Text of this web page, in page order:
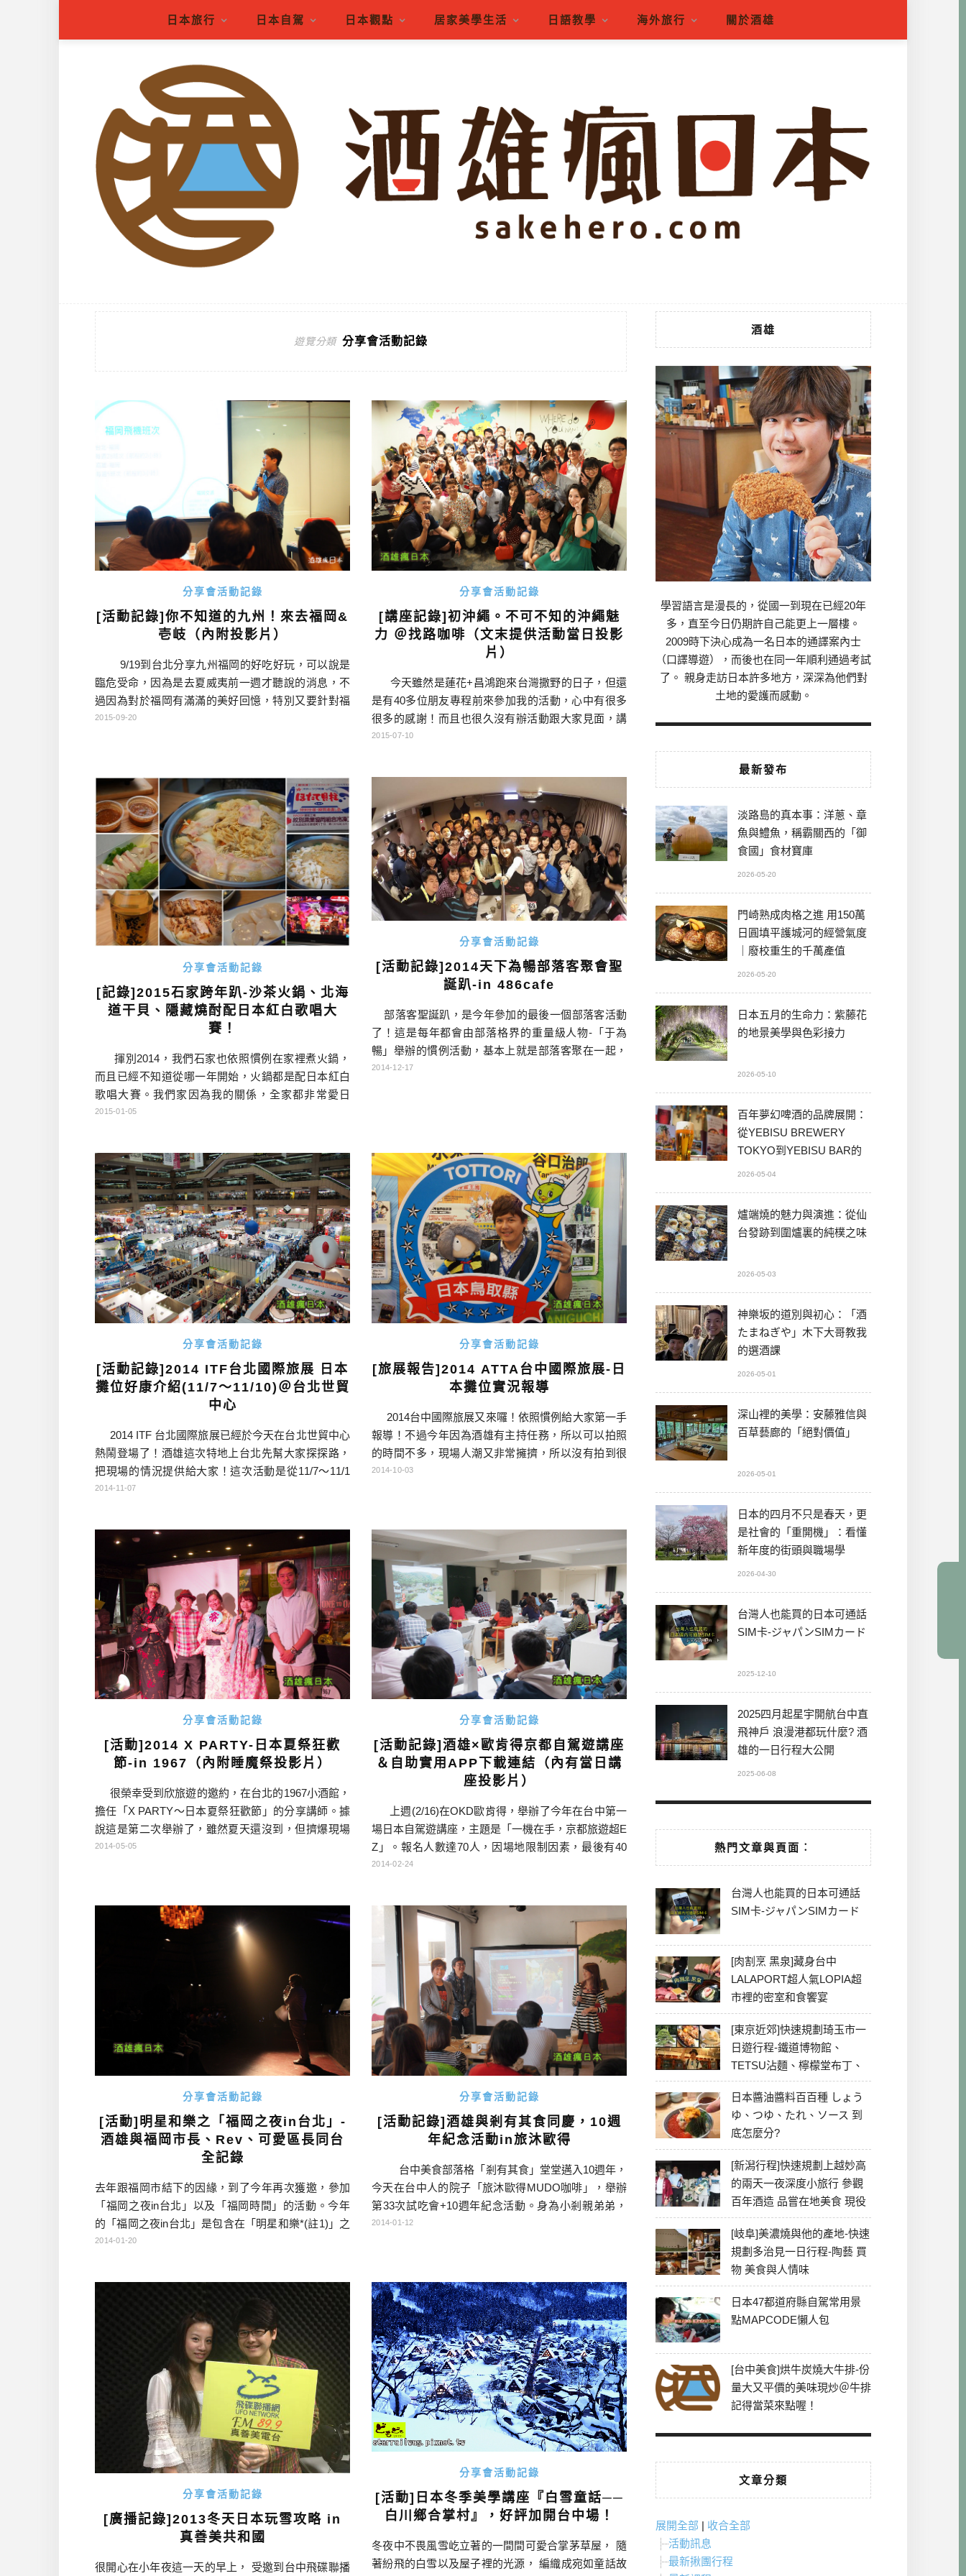
日本旅行 日本自駕 日本觀點 居家美學生活 日語教學 海外旅行 關於酒雄
遊覽分類 分享會活動記錄
分享會活動記錄
[活動記錄]你不知道的九州！來去福岡&
壱岐（內附投影片）
9/19到台北分享九州福岡的好吃好玩，可以說是
臨危受命，因為是去夏威夷前一週才聽說的消息，不
過因為對於福岡有滿滿的美好回憶，特別又要針對福
岡市來介紹，那我就想說捨我其誰了呢？所以用很快
一切美好吧！&nbs […]…
2015-09-20
分享會活動記錄
[講座記錄]初沖繩。不可不知的沖繩魅
力 ＠找路咖啡（文末提供活動當日投影
片）
今天雖然是蓮花+昌鴻跑來台灣撒野的日子，但還
是有40多位朋友專程前來參加我的活動，心中有很多
很多的感謝！而且也很久沒有辦活動跟大家見面，講
完的感想是：我真的很喜歡跟大家面對面聊旅行，尤
度，可以給大家更多正面能量，可以更有信心去面對
下一次的旅行！那我就功德圓滿了！ & […]…
2015-07-10
分享會活動記錄
[記錄]2015石家跨年趴-沙茶火鍋、北海
道干貝、隱藏燒酎配日本紅白歌唱大
賽！
揮別2014，我們石家也依照慣例在家裡煮火鍋，
而且已經不知道從哪一年開始，火鍋都是配日本紅白
歌唱大賽。我們家因為我的關係，全家都非常愛日
本，真是一大功勞，日本政府會表揚我嗎XDD。今年
讓家人也吃看看。當然過年少不了高級食材，所以我
剛好認識了台中魚市場的朋友，託他幫 […]…
2015-01-05
分享會活動記錄
[活動記錄]2014天下為暢部落客聚會聖
誕趴-in 486cafe
部落客聖誕趴，是今年參加的最後一個部落客活動
了！這是每年都會由部落格界的重量級人物-「于為
暢」舉辦的慣例活動，基本上就是部落客聚在一起，
分享一整年的心得感想，還有一些小秘訣等等。總之
2014-12-17
分享會活動記錄
[活動記錄]2014 ITF台北國際旅展 日本
攤位好康介紹(11/7～11/10)＠台北世貿
中心
2014 ITF 台北國際旅展已經於今天在台北世貿中心
熱鬧登場了！酒雄這次特地上台北先幫大家探探路，
把現場的情況提供給大家！這次活動是從11/7～11/1
0，共有4天的時間，大家可以把握剩下3天的時間來看
呢！ 這次日本的攤位也自 […]…
2014-11-07
分享會活動記錄
[旅展報告]2014 ATTA台中國際旅展-日
本攤位實況報導
2014台中國際旅展又來囉！依照慣例給大家第一手
報導！不過今年因為酒雄有主持任務，所以可以拍照
的時間不多，現場人潮又非常擁擠，所以沒有拍到很
多照片，還請大家見諒啊！今年一樣在台中世貿中心
2014-10-03
分享會活動記錄
[活動]2014 X PARTY-日本夏祭狂歡
節-in 1967（內附睡魔祭投影片）
很榮幸受到欣旅遊的邀約，在台北的1967小酒館，
擔任「X PARTY～日本夏祭狂歡節」的分享講師。據
說這是第二次舉辦了，雖然夏天還沒到，但擠爆現場
的人氣，熱騰騰的程度早已直逼夏天了！我這天的任
2014-05-05
分享會活動記錄
[活動記錄]酒雄×歐肯得京都自駕遊講座
＆自助實用APP下載連結（內有當日講
座投影片）
上週(2/16)在OKD歐肯得，舉辦了今年在台中第一
場日本自駕遊講座，主題是「一機在手，京都旅遊超E
Z」。報名人數達70人，因場地限制因素，最後有40
人左右的朋友來共襄盛舉。在此特別感謝提供場地的
的訓練教室，拿來舉辦各式的講座，不局限於3C相關
議題，這對於台中 […]…
2014-02-24
分享會活動記錄
[活動]明星和樂之「福岡之夜in台北」-
酒雄與福岡市長、Rev、可愛區長同台
全記錄
去年跟福岡市結下的因緣，到了今年再次獲邀，參加
「福岡之夜in台北」以及「福岡時間」的活動。今年
的「福岡之夜in台北」是包含在「明星和樂*(註1)」之
內，一個總結的晚會。「明星和樂」本身也是首次離
活動，真的非常榮幸。 註1：「明星和樂」是一場聚
集了福岡為主的表演者，展現個人風格的獨特祭典。
這次活動當中，我 […]…
2014-01-20
分享會活動記錄
[活動記錄]酒雄與剎有其食同慶，10週
年紀念活動in旅沐歐得
台中美食部落格「剎有其食」堂堂邁入10週年，
今天在台中人的院子「旅沐歐得MUDO咖啡」，舉辦
第33次試吃會+10週年紀念活動。身為小剎親弟弟，
當然一定要參加，跟試吃會的大家一起熱鬧一下。
2014-01-12
分享會活動記錄
[廣播記錄]2013冬天日本玩雪攻略 in
真善美共和國
很開心在小年夜這一天的早上， 受邀到台中飛碟聯播
分享會活動記錄
[活動]日本冬季美學講座『白雪童話──
白川鄉合掌村』，好評加開台中場！
冬夜中不畏風雪屹立著的一間間可愛合掌茅草屋， 隨
著紛飛的白雪以及屋子裡的光源， 編織成宛如童話故
酒雄
學習語言是漫長的，從國一到現在已經20年
多，直至今日仍期許自己能更上一層樓。
2009時下決心成為一名日本的通譯案內士
（口譯導遊），而後也在同一年順利通過考試
了。 親身走訪日本許多地方，深深為他們對
土地的愛護而感動。
最新發布
淡路島的真本事：洋蔥、章
魚與鱧魚，稱霸關西的「御
食國」食材寶庫
2026-05-20
門崎熟成肉格之進 用150萬
日圓填平護城河的經營氣度
｜廢校重生的千萬產值
2026-05-20
日本五月的生命力：紫藤花
的地景美學與色彩接力
2026-05-10
百年夢幻啤酒的品牌展開：
從YEBISU BREWERY
TOKYO到YEBISU BAR的
2026-05-04
爐端燒的魅力與演進：從仙
台發跡到圍爐裏的純樸之味
2026-05-03
神樂坂的道別與初心：「酒
たまねぎや」木下大哥教我
的選酒課
2026-05-01
深山裡的美學：安藤雅信與
百草藝廊的「絕對價值」
2026-05-01
日本的四月不只是春天，更
是社會的「重開機」：看懂
新年度的街頭與職場學
2026-04-30
台灣人也能買的日本可通話
SIM卡-ジャパンSIMカード
2025-12-10
2025四月起星宇開航台中直
飛神戶 浪漫港都玩什麼? 酒
雄的一日行程大公開
2025-06-08
熱門文章與頁面︰
台灣人也能買的日本可通話
SIM卡-ジャパンSIMカード
[肉割烹 黑泉]藏身台中
LALAPORT超人氣LOPIA超
市裡的密室和食饗宴
[東京近郊]快速規劃琦玉市一
日遊行程-鐵道博物館、
TETSU沾麵、檸檬堂布丁、
冰川神社、美食彙整
日本醬油醬料百百種 しょう
ゆ、つゆ、たれ、ソース 到
底怎麼分?
[新潟行程]快速規劃上越妙高
的兩天一夜深度小旅行 參觀
百年酒造 品嘗在地美食 現役
最老牌電影院
[岐阜]美濃燒與他的產地-快速
規劃多治見一日行程-陶藝 買
物 美食與人情味
日本47都道府縣自駕常用景
點MAPCODE懶人包
[台中美食]烘牛炭燒大牛排-份
量大又平價的美味現炒＠牛排
記得當菜來點喔！
文章分類
展開全部 | 收合全部
活動訊息
最新揪團行程